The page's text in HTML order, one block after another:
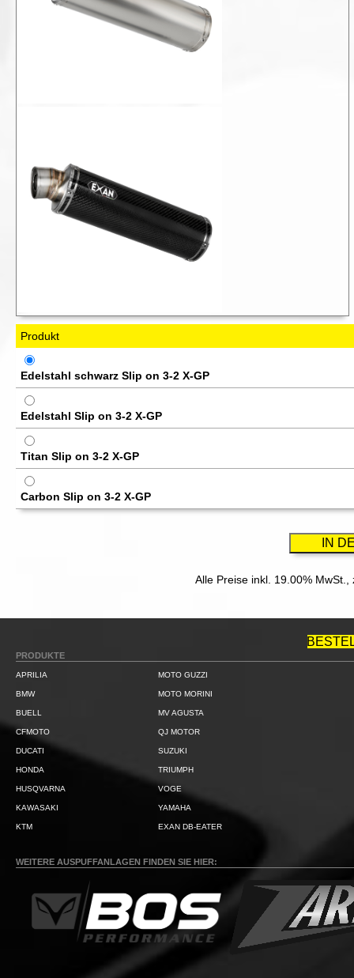
Produkt
Edelstahl schwarz Slip on 3-2 X-GP
Edelstahl Slip on 3-2 X-GP
Titan Slip on 3-2 X-GP
Carbon Slip on 3-2 X-GP
Alle Preise inkl. 19.00% MwSt.,
PRODUKTE
APRILIA
BMW
BUELL
CFMOTO
DUCATI
HONDA
HUSQVARNA
KAWASAKI
KTM
MOTO GUZZI
MOTO MORINI
MV AGUSTA
QJ MOTOR
SUZUKI
TRIUMPH
VOGE
YAMAHA
EXAN DB-EATER
WEITERE AUSPUFFANLAGEN FINDEN SIE HIER: